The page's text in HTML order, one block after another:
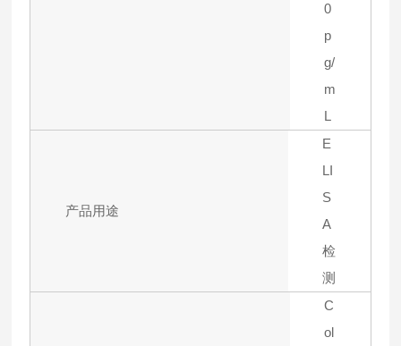
0
p
g/
m
L
产品用途
E
LI
S
A
检
测
C
ol